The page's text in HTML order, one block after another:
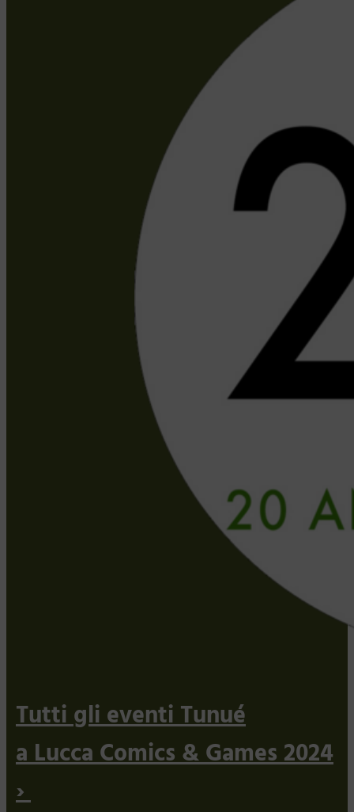
Tutti gli eventi Tunué
a Lucca Comics & Games 2024
›